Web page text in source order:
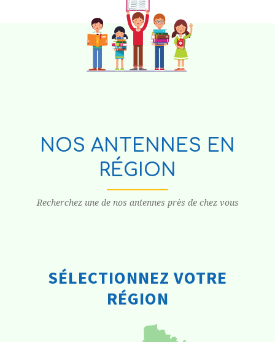
NOS ANTENNES EN
RÉGION
Recherchez une de nos antennes près de chez vous
SÉLECTIONNEZ VOTRE
RÉGION